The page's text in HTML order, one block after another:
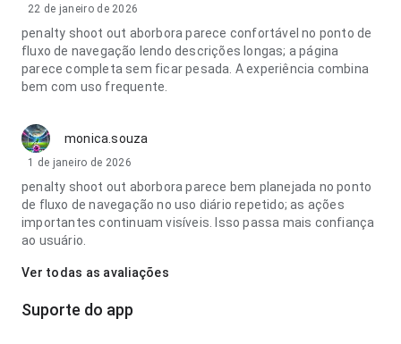
22 de janeiro de 2026
penalty shoot out aborbora parece confortável no ponto de
fluxo de navegação lendo descrições longas; a página
parece completa sem ficar pesada. A experiência combina
bem com uso frequente.
monica.souza
1 de janeiro de 2026
penalty shoot out aborbora parece bem planejada no ponto
de fluxo de navegação no uso diário repetido; as ações
importantes continuam visíveis. Isso passa mais confiança
ao usuário.
Ver todas as avaliações
Suporte do app